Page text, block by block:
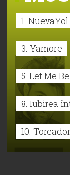
1. NuevaYol
3. Yamore
5. Let Me Be
8. Iubirea
10. Toreador